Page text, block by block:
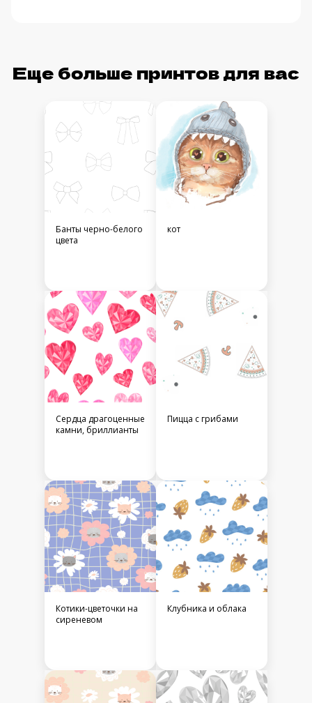
Еще больше принтов для вас
Банты черно-белого
цвета
кот
Сердца драгоценные
камни, бриллианты
Пицца с грибами
Котики-цветочки на
сиреневом
Клубника и облака